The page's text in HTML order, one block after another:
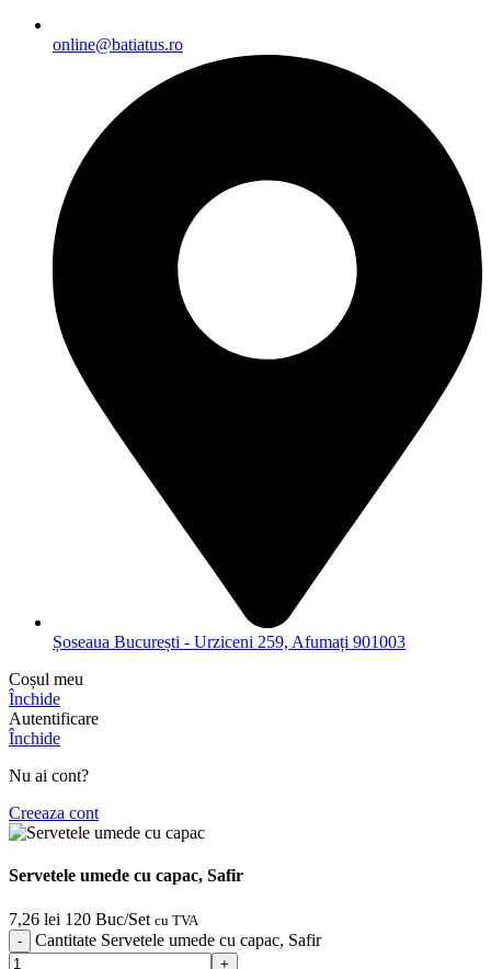
online@batiatus.ro
Șoseaua București - Urziceni 259, Afumați 901003
Coșul meu
Închide
Autentificare
Închide
Nu ai cont?
Creeaza cont
Servetele umede cu capac, Safir
7,26 lei 120 Buc/Set cu TVA
Cantitate Servetele umede cu capac, Safir